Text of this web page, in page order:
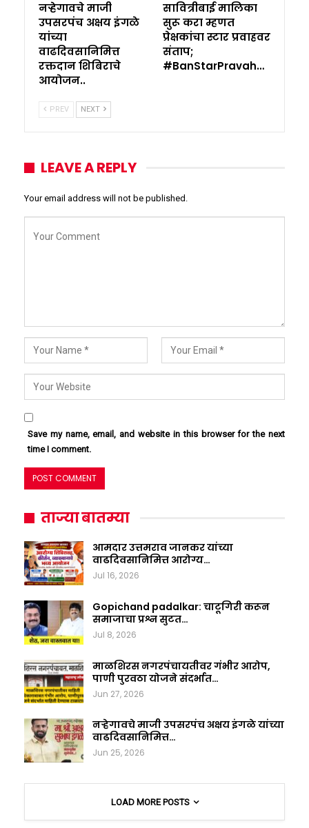
नऱ्हेगावचे माजी
उपसरपंच अक्षय इंगळे
यांच्या
वाढदिवसानिमित्त
रक्तदान शिबिराचे
आयोजन..
सावित्रीबाई मालिका
सुरू करा म्हणत
प्रेक्षकांचा स्टार प्रवाहवर
संताप;
#BanStarPravah…
PREV NEXT
LEAVE A REPLY
Your email address will not be published.
Save my name, email, and website in this browser for the next
time I comment.
ताज्या बातम्या
आमदार उत्तमराव जानकर यांच्या
वाढदिवसानिमित्त आरोग्य…
Jul 16, 2026
Gopichand padalkar: चाटूगिरी करून
समाजाचा प्रश्न सुटत…
Jul 8, 2026
माळशिरस नगरपंचायतीवर गंभीर आरोप,
पाणी पुरवठा योजने संदर्भात…
Jun 27, 2026
नऱ्हेगावचे माजी उपसरपंच अक्षय इंगळे यांच्या
वाढदिवसानिमित्त…
Jun 25, 2026
LOAD MORE POSTS